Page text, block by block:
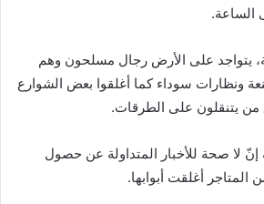
الساعة.
يتواجد على الأرض رجال مسلحون وهم
ونظارات سوداء كما أغلقوا بعض الشوارع
يتنقلون على الطرقات.
لا صحة للأخبار المتداولة عن حصول
المتاجر أغلقت أبوابها.